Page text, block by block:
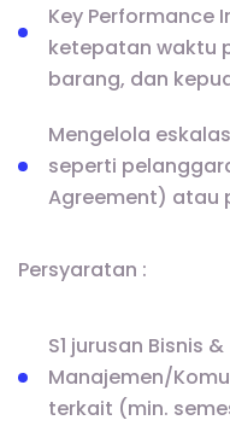
Key Performance
ketepatan waktu
barang, dan
Mengelola
seperti
Agreement) atau
Persyaratan :
S1 jurusan Bisnis &
Manajemen/
terkait (min.